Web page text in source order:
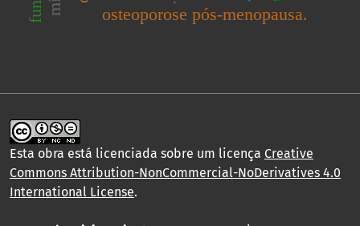
osteoporose pós-menopausa.
Esta obra está licenciada sobre um licença Creative
Commons Attribution-NonCommercial-NoDerivatives 4.0
International License.